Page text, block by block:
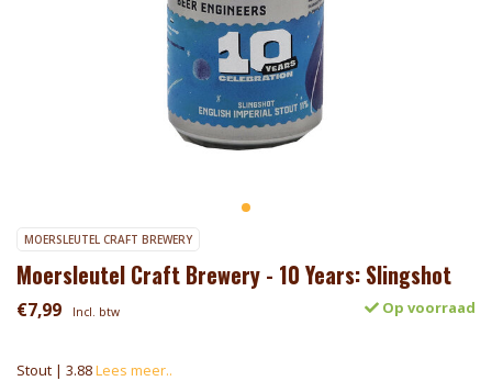
MOERSLEUTEL CRAFT BREWERY
Moersleutel Craft Brewery - 10 Years: Slingshot
€7,99 Incl. btw Op voorraad
Stout | 3.88Lees meer..